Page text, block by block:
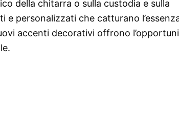
della chitarra o sulla custodia e sulla
personalizzati che catturano
accenti decorativi offrono